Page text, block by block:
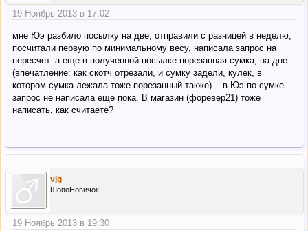
19 Ноябрь 2013 в 17:02
мне Юэ разбило посылку на две, отправили с разницей в неделю,
посчитали первую по минимальному весу, написала запрос на
пересчет. а еще в полученной посылке порезанная сумка, на дне
(впечатление: как скотч отрезали, и сумку задели, кулек, в
котором сумка лежала тоже порезанный также)... в Юэ по сумке
запрос не написала еще пока. В магазин (форевер21) тоже
написать, как считаете?
vjg
ШопоНовичок
19 Ноябрь 2013 в 19:30